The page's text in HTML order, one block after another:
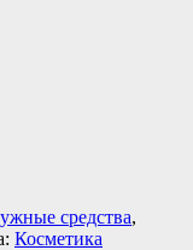
средства,
Косметика